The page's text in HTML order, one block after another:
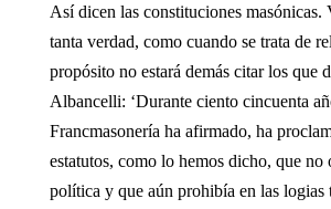
Así dicen las constituciones masónicas.
tanta verdad, como cuando se trata de
propósito no estará demás citar los que
Albancelli: ‘Durante ciento cincuenta
Francmasonería ha afirmado, ha
estatutos, como lo hemos dicho, que no
política y que aún prohibía en las logias